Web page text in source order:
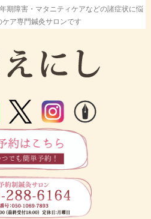
期障害・マタニティケアなどの諸症状に悩
ア専門鍼灸サロンです